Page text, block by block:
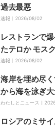
過去最悪
速報｜ 2026/08/02
レストランで
たテロか モス
速報｜ 2026/08/02
海岸を埋め尽
から海を泳ぎ
突入で軍部隊の
わたしとニュース｜
ロシアのミサ